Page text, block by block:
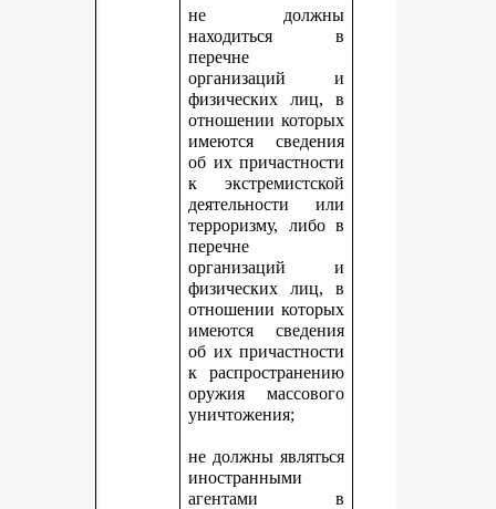
не должны
находиться в
перечне
организаций и
физических лиц, в
отношении которых
имеются сведения
об их причастности
к экстремистской
деятельности или
терроризму, либо в
перечне
организаций и
физических лиц, в
отношении которых
имеются сведения
об их причастности
к распространению
оружия массового
уничтожения;
не должны являться
иностранными
агентами в